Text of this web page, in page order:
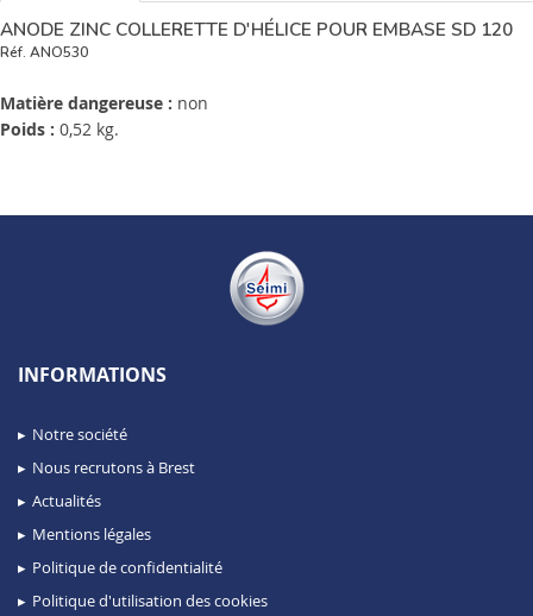
ANODE ZINC COLLERETTE D'HÉLICE POUR EMBASE SD 120
Réf. ANO530
Matière dangereuse : non
Poids : 0,52 kg.
INFORMATIONS
Notre société
Nous recrutons à Brest
Actualités
Mentions légales
Politique de confidentialité
Politique d'utilisation des cookies